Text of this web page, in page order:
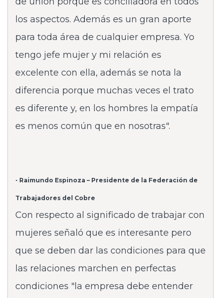
los aspectos. Además es un gran aporte
para toda área de cualquier empresa. Yo
tengo jefe mujer y mi relación es
excelente con ella, además se nota la
diferencia porque muchas veces el trato
es diferente y, en los hombres la empatía
es menos común que en nosotras".
- Raimundo Espinoza – Presidente de la Federación de
Trabajadores del Cobre
Con respecto al significado de trabajar con
mujeres señaló que es interesante pero
que se deben dar las condiciones para que
las relaciones marchen en perfectas
condiciones "la empresa debe entender